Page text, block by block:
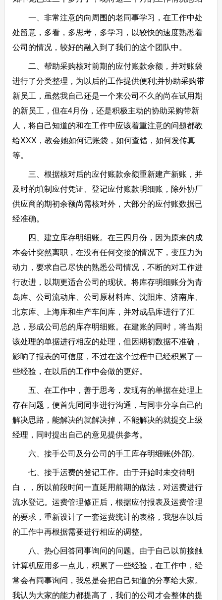
一、非常注意的向周围的老同事学习，在工作中处
处留意，多看，多思考，多学习，以较快的速度熟悉着
公司的情况，较好的融入到了我们的这个团队中。
二、帮助采购核对前期的应付账款余额，并对账袋
进行了分类整理，为以后的工作提供便利;并协助采购带
新员工，虽然我自己还是一个来公司不久的尚在试用期
的新员工，但在4月份，还是积极主动的协助采购带新
人，将自己知道的和在工作中应该着重注意的问题都教
给XXX，教会她如何记账袋，如何查错，如何发传真
等。
三、根据核对后的应付账款余额重新建产新账，并
及时的填制应付凭证、登记应付账款明细账，除外协厂
供应商的期初余额尚需核对外，大部分的应付账数据已
经准确。
四、建立库存明细账。在三四月份，因为原来的成
本会计突然离职，在没有任何交接的情况下，变压力为
动力，要求自己尽快的熟悉公司情况，不断的对工作进
行改进，以期更适合公司的现状。将库存明细账分为青
岛库、公司流动库、公司原材料库、沈阳库、济南库、
北京库、上海库和生产车间库，并对成品库进行了汇
总，形成公司总的库存明细账。在建账的同时，将当期
该处理的单据进行相应的处理，但因期初数据不准确，
影响了报表的可信度，不过在这个过程中已经积累了一
些经验，在以后的工作中会做的更好。
五、在工作中，善于思考，发现有的单据在处理上
存在问题，便首先同同事进行沟通，与同事分享自己的
解决思路，能解决的就解决掉，不能解决的就提交上级
经理，同时提出自己的意见提供参考。
六、接手公司及分公司的手工库存明细账(外部)。
七、接手运费的登记工作。由于开始时未交待明
白，，所以前段时间一直延用前期的做法，对运费进行
流水登记。运费管理修正后，根据应付报表及运费管理
的要求，重新设计了一套运费统计的表格，我想在以后
的工作中再根据需要进行相应的调整。
八、热心回答同事询问的问题。由于自己以前接触
计算机应用多一点儿，积累了一些经验，在工作中，经
常会有同事询问，我总是会把自己知道的分享给大家。
我认为大家的能力都提高了，我们的公司才会整体的提